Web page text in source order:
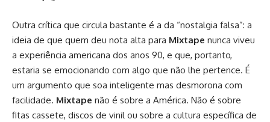
Outra crítica que circula bastante é a da “nostalgia falsa”: a
ideia de que quem deu nota alta para Mixtape nunca viveu
a experiência americana dos anos 90, e que, portanto,
estaria se emocionando com algo que não lhe pertence. É
um argumento que soa inteligente mas desmorona com
facilidade. Mixtape não é sobre a América. Não é sobre
fitas cassete, discos de vinil ou sobre a cultura específica de